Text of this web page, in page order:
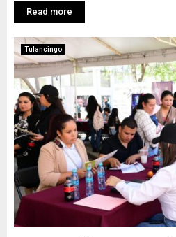
Read more
Tulancingo